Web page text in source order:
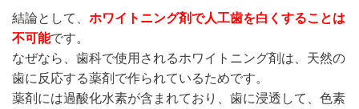
結論として、 ホワイトニング剤で人工歯を白くすることは
不可能です。
なぜなら、歯科で使用されるホワイトニング剤は、天然の
歯に反応する薬剤で作られているためです。
薬剤には過酸化水素が含まれており、歯に浸透して、色素